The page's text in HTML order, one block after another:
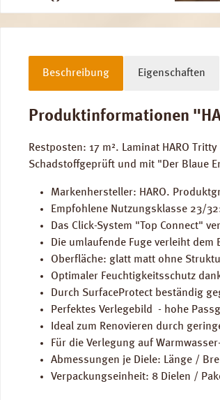
Beschreibung Eigenschaften
Produktinformationen
Restposten: 17 m². Laminat HARO
Schadstoffgeprüft und mit "Der Blaue
Markenhersteller: HARO.
Empfohlene Nutzungsklasse 23/
Das Click-System "Top Connect"
Die umlaufende Fuge verleiht
Oberfläche: glatt matt ohne
Optimaler Feuchtigkeitsschutz
Durch SurfaceProtect beständig
Perfektes Verlegebild - hohe
Ideal zum Renovieren durch
Für die Verlegung auf
Abmessungen je Diele: Länge /
Verpackungseinheit: 8 Dielen /